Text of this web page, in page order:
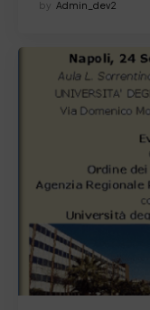
by Admin_dev2